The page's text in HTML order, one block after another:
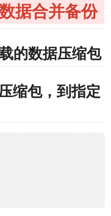
据合并备份
的数据压缩包
缩包，到指定